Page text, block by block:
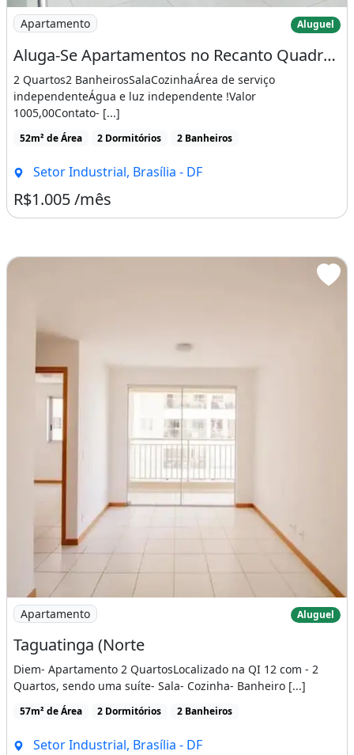
Imagem: Aluga-Se Apartamentos no Recanto Quadra
Apartamento Aluguel
Aluga-Se Apartamentos no Recanto Quadra 300
2 Quartos2 BanheirosSalaCozinhaÁrea de serviço
independenteÁgua e luz independente !Valor
1005,00Contato- [...]
52m² de Área 2 Dormitórios 2 Banheiros
Setor Industrial, Brasília - DF
R$1.005 /mês
Imagem: Taguatinga (Norte
Apartamento Aluguel
Taguatinga (Norte
Diem- Apartamento 2 QuartosLocalizado na QI 12 com - 2
Quartos, sendo uma suíte- Sala- Cozinha- Banheiro [...]
57m² de Área 2 Dormitórios 2 Banheiros
Setor Industrial, Brasília - DF